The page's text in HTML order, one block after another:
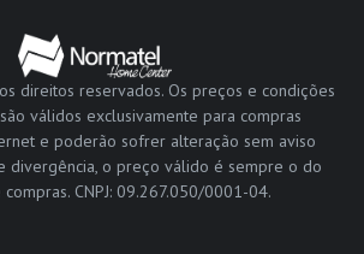
direitos reservados. Os preços e condições
válidos exclusivamente para compras
e poderão sofrer alteração sem aviso
divergência, o preço válido é sempre o do
CNPJ: 09.267.050/0001-04.